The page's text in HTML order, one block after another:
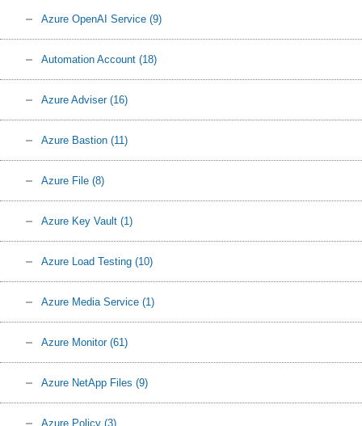
Azure OpenAI Service (9)
Automation Account (18)
Azure Adviser (16)
Azure Bastion (11)
Azure File (8)
Azure Key Vault (1)
Azure Load Testing (10)
Azure Media Service (1)
Azure Monitor (61)
Azure NetApp Files (9)
Azure Policy (3)